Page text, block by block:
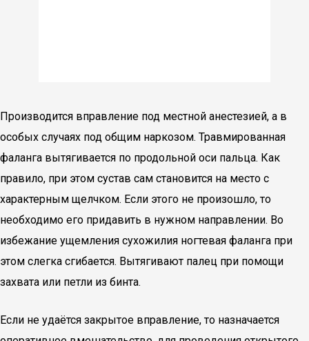
Производится вправление под местной анестезией, а в
особых случаях под общим наркозом. Травмированная
фаланга вытягивается по продольной оси пальца. Как
правило, при этом сустав сам становится на место с
характерным щелчком. Если этого не произошло, то
необходимо его придавить в нужном направлении. Во
избежание ущемления сухожилия ногтевая фаланга при
этом слегка сгибается. Вытягивают палец при помощи
захвата или петли из бинта.
Если не удаётся закрытое вправление, то назначается